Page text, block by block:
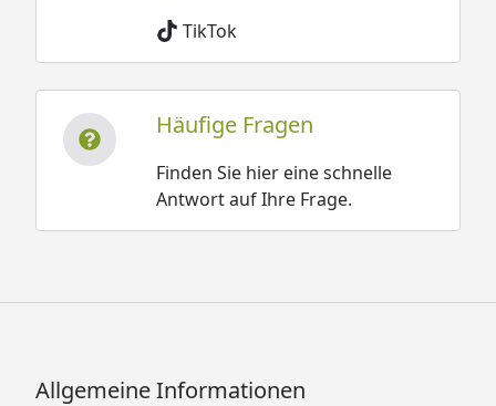
TikTok
Häufige Fragen
Finden Sie hier eine schnelle
Antwort auf Ihre Frage.
Allgemeine Informationen